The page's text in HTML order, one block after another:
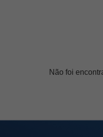
Não foi